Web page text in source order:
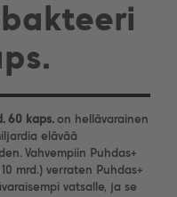
60 kaps. on hellävarainen
elävää
Vahvempiin Puhdas+
mrd.) verraten Puhdas+
vatsalle, ja se